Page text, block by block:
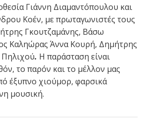
Γιάννη Διαμαντόπουλου και
Κοέν, με πρωταγωνιστές τους
Γκουτζαμάνης, Βάσω
Καληώρας Άννα Κουρή, Δημήτρης
. Η παράσταση είναι
το παρόν και το μέλλον μας
έξυπνο χιούμορ, φαρσικά
μουσική.